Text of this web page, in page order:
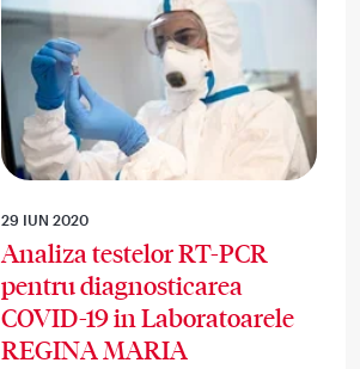
29 IUN 2020
Analiza testelor RT-PCR
pentru diagnosticarea
COVID-19 in Laboratoarele
REGINA MARIA